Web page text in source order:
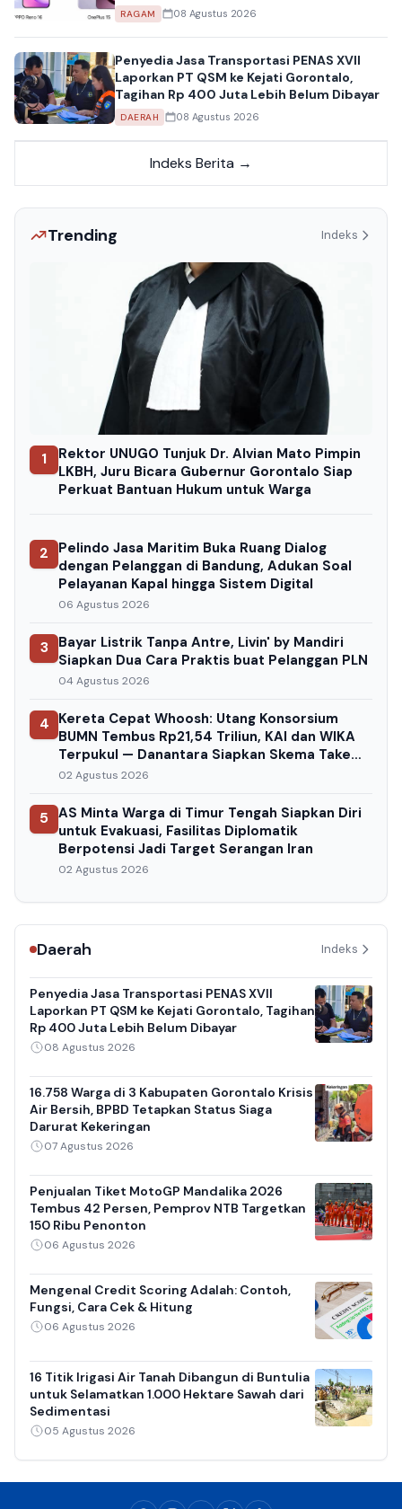
RAGAM 08 Agustus 2026
Penyedia Jasa Transportasi PENAS XVII
Laporkan PT QSM ke Kejati Gorontalo,
Tagihan Rp 400 Juta Lebih Belum Dibayar
DAERAH 08 Agustus 2026
Indeks Berita →
Trending Indeks
1
Rektor UNUGO Tunjuk Dr. Alvian Mato Pimpin
LKBH, Juru Bicara Gubernur Gorontalo Siap
Perkuat Bantuan Hukum untuk Warga
2
Pelindo Jasa Maritim Buka Ruang Dialog
dengan Pelanggan di Bandung, Adukan Soal
Pelayanan Kapal hingga Sistem Digital
06 Agustus 2026
3
Bayar Listrik Tanpa Antre, Livin' by Mandiri
Siapkan Dua Cara Praktis buat Pelanggan PLN
04 Agustus 2026
4 Kereta Cepat Whoosh: Utang Konsorsium
BUMN Tembus Rp21,54 Triliun, KAI dan WIKA
Terpukul — Danantara Siapkan Skema Take
Over
02 Agustus 2026
5 AS Minta Warga di Timur Tengah Siapkan Diri
untuk Evakuasi, Fasilitas Diplomatik
Berpotensi Jadi Target Serangan Iran
02 Agustus 2026
Daerah Indeks
Penyedia Jasa Transportasi PENAS XVII
Laporkan PT QSM ke Kejati Gorontalo, Tagihan
Rp 400 Juta Lebih Belum Dibayar
08 Agustus 2026
16.758 Warga di 3 Kabupaten Gorontalo Krisis
Air Bersih, BPBD Tetapkan Status Siaga
Darurat Kekeringan
07 Agustus 2026
Penjualan Tiket MotoGP Mandalika 2026
Tembus 42 Persen, Pemprov NTB Targetkan
150 Ribu Penonton
06 Agustus 2026
Mengenal Credit Scoring Adalah: Contoh,
Fungsi, Cara Cek & Hitung
06 Agustus 2026
16 Titik Irigasi Air Tanah Dibangun di Buntulia
untuk Selamatkan 1.000 Hektare Sawah dari
Sedimentasi
05 Agustus 2026